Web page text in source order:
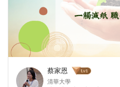
蔡家恩
清華大學